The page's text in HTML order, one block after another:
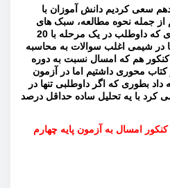
و یازدهم سعی کردیم دانش آموزان با
جمله نحوه مطالعه، سبک های
متفاوت در طرح سوال به طوری که داوطلب در یک مرحله با 20
در شیمی اغلب سوالات به محاسبه
هم که امسال نسبت به دوره
کتاب محوری داشتیم اما در آزمون
بطوری که اگر داوطلبی تنها در
با یه تحلیل ساده حداقل درصد
امسال به آزمون پایه چهارم